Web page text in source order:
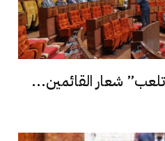
شعار القائمين...